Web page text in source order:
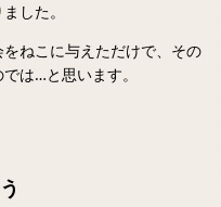
した。
ねこに与えただけで、その
は…と思います。